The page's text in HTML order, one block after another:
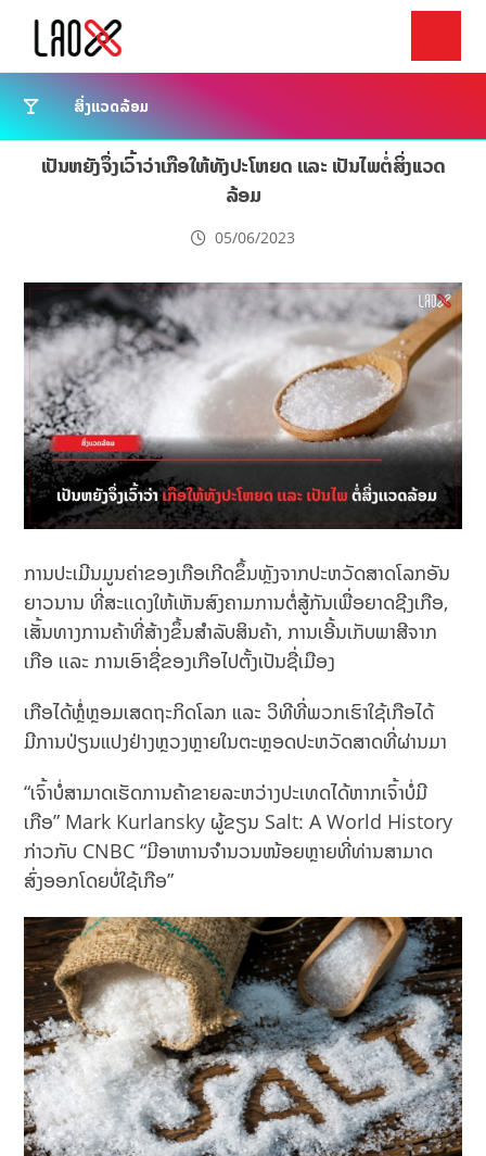
ສິ່ງແວດລ້ອມ
ເປັນຫຍັງຈຶ່ງເວົ້າວ່າເກືອໃຫ້ທັງປະໂຫຍດ ເເລະ ເປັນໄພຕໍ່ສິ່ງເເວດ
ລ້ອມ
05/06/2023
ການປະເມີນມູນຄ່າຂອງເກືອເກີດຂຶ້ນຫຼັງຈາກປະຫວັດສາດໂລກອັນ
ຍາວນານ ທີ່ສະເເດງໃຫ້ເຫັນສົງຄາມການຕໍ່ສູ້ກັນເພື່ອຍາດຊີງເກືອ,
ເສັ້ນທາງການຄ້າທີ່ສ້າງຂຶ້ນສໍາລັບສິນຄ້າ, ການເອີ້ນເກັບພາສີຈາກ
ເກືອ ເເລະ ການເອົາຊື່ຂອງເກືອໄປຕັ້ງເປັນຊື່ເມືອງ
ເກືອ​ໄດ້ຫຼໍ່ຫຼອມເສດຖະກິດ​ໂລກ ແລະ ວິທີທີ່ພວກເຮົາໃຊ້ເກືອໄດ້
ມີການປ່ຽນແປງຢ່າງຫຼວງຫຼາຍໃນຕະຫຼອດປະຫວັດສາດທີ່ຜ່ານມາ
“ເຈົ້າບໍ່ສາມາດເຮັດການຄ້າຂາຍລະຫວ່າງປະເທດໄດ້ຫາກເຈົ້າບໍ່ມີ
ເກືອ” Mark Kurlansky ຜູ້ຂຽນ Salt: A World History
ກ່າວກັບ CNBC “ມີອາຫານຈໍານວນໜ້ອຍຫຼາຍທີ່ທ່ານສາມາດ
ສົ່ງອອກໂດຍບໍ່ໃຊ້ເກືອ”